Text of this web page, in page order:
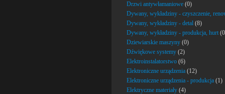
Drzwi antywłamaniowe (0)
Dywany, wykładziny - czyszczenie,
Dywany, wykładziny - detal (8)
Dywany, wykładziny - produkcja, hurt
Dziewiarskie maszyny (0)
Dźwiękowe systemy (2)
Elektroinstalatorstwo (6)
Elektroniczne urządzenia (12)
Elektroniczne urządzenia - produkcja (1)
Elektryczne materiały (4)